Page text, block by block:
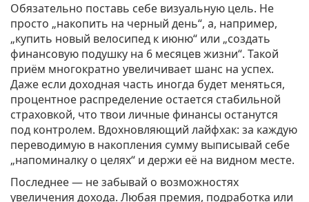
Обязательно поставь себе визуальную цель. Не
просто „накопить на черный день“, а, например,
„купить новый велосипед к июню“ или „создать
финансовую подушку на 6 месяцев жизни“. Такой
приём многократно увеличивает шанс на успех.
Даже если доходная часть иногда будет меняться,
процентное распределение остается стабильной
страховкой, что твои личные финансы останутся
под контролем. Вдохновляющий лайфхак: за каждую
переводимую в накопления сумму выписывай себе
„напоминалку о целях“ и держи её на видном месте.
Последнее — не забывай о возможностях
увеличения дохода. Любая премия, подработка или